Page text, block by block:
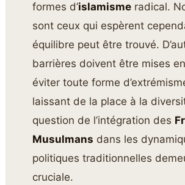
formes d’islamisme radical.
sont ceux qui espèrent
équilibre peut être trouvé.
barrières doivent être mises
éviter toute forme
laissant de la place à la
question de l’intégration des
Musulmans dans les
politiques traditionnelles
cruciale.